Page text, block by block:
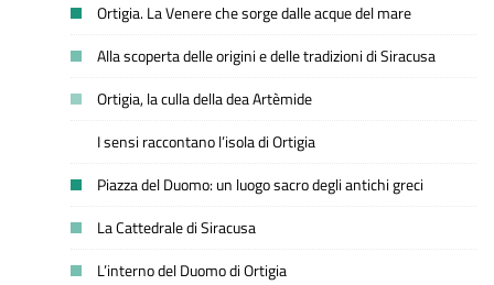
Ortigia. La Venere che sorge dalle acque del mare
Alla scoperta delle origini e delle tradizioni di Siracusa
Ortigia, la culla della dea Artèmide
I sensi raccontano l’isola di Ortigia
Piazza del Duomo: un luogo sacro degli antichi greci
La Cattedrale di Siracusa
L’interno del Duomo di Ortigia